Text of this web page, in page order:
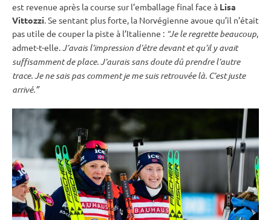
est revenue après la course sur l’emballage final face à Lisa
Vittozzi. Se sentant plus forte, la Norvégienne avoue qu’il n’était
pas utile de couper la piste à l’Italienne : “Je le regrette beaucoup,
admet-t-elle.J’avais l’impression d’être devant et qu’il y avait
suffisamment de place. J’aurais sans doute dû prendre l’autre
trace. Je ne sais pas comment je me suis retrouvée là. C’est juste
arrivé.”